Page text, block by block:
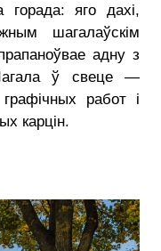
яго дахі,
шагалаўскім
адну з
ў свеце —
работ і
карцін.